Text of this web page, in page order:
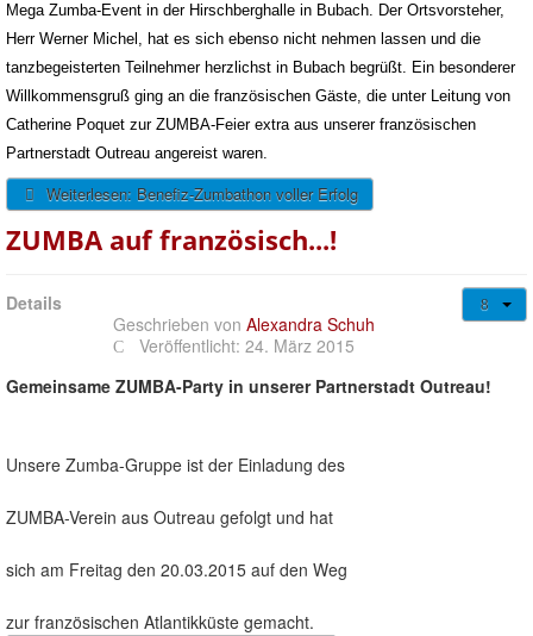
Mega Zumba-Event in der Hirschberghalle in Bubach. Der Ortsvorsteher,
Herr Werner Michel, hat es sich ebenso nicht nehmen lassen und die
tanzbegeisterten Teilnehmer herzlichst in Bubach begrüßt. Ein besonderer
Willkommensgruß ging an die französischen Gäste, die unter Leitung von
Catherine Poquet zur ZUMBA-Feier extra aus unserer französischen
Partnerstadt Outreau angereist waren.
Weiterlesen: Benefiz-Zumbathon voller Erfolg
ZUMBA auf französisch...!
Details
Geschrieben von Alexandra Schuh
Veröffentlicht: 24. März 2015
Gemeinsame ZUMBA-Party in unserer Partnerstadt Outreau!
Unsere Zumba-Gruppe ist der Einladung des
ZUMBA-Verein aus Outreau gefolgt und hat
sich am Freitag den 20.03.2015 auf den Weg
zur französischen Atlantikküste gemacht.